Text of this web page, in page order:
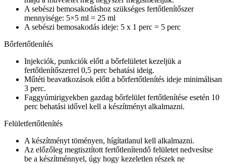
A sebészi bemosakodáshoz szükséges fertőtlenítőszer
mennyisége: 5×5 ml = 25 ml
A sebészi bemosakodás ideje: 5 x 1 perc = 5 perc
Bőrfertőtlenítés
Injekciók, punkciók előtt a bőrfelületet kezeljük a
fertőtlenítőszerrel 0,5 perc behatási ideig.
Műtéti beavatkozások előtt a bőrfertőtlenítés ideje minimálisan
3 perc.
Faggyúmirigyekben gazdag bőrfelület fertőtlenítése esetén 10
perc behatási idővel kell a készítményt alkalmazni.
Felületfertőtlenítés
A készítményt töményen, hígítatlanul kell alkalmazni.
Az előzőleg megtisztított fertőtlenítendő felületet nedvesítse
be a készítménnyel, úgy hogy kezeletlen részek ne